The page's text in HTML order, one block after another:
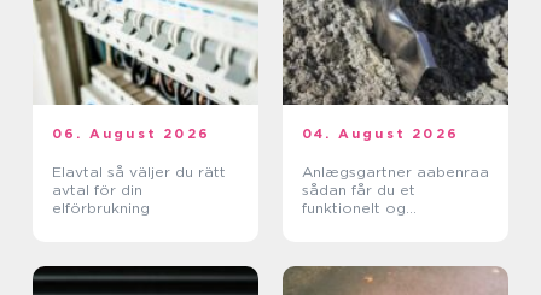
06. August 2026
Elavtal så väljer du rätt
avtal för din
elförbrukning
04. August 2026
Anlægsgartner aabenraa
sådan får du et
funktionelt og